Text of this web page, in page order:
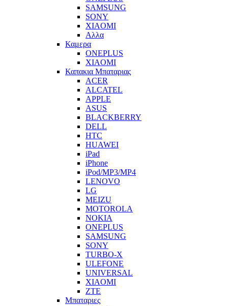
SAMSUNG
SONY
XIAOMI
Αλλα
Καμερα
ONEPLUS
XIAOMI
Καπακια Μπαταριας
ACER
ALCATEL
APPLE
ASUS
BLACKBERRY
DELL
HTC
HUAWEI
iPad
iPhone
iPod/MP3/MP4
LENOVO
LG
MEIZU
MOTOROLA
NOKIA
ONEPLUS
SAMSUNG
SONY
TURBO-X
ULEFONE
UNIVERSAL
XIAOMI
ZTE
Μπαταριες